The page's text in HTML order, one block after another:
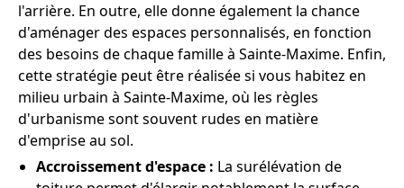
l'arrière. En outre, elle donne également la chance
d'aménager des espaces personnalisés, en fonction
des besoins de chaque famille à Sainte-Maxime. Enfin,
cette stratégie peut être réalisée si vous habitez en
milieu urbain à Sainte-Maxime, où les règles
d'urbanisme sont souvent rudes en matière
d'emprise au sol.
Accroissement d'espace : La surélévation de